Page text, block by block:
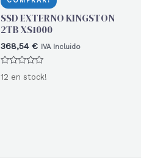
SSD EXTERNO KINGSTON
2TB XS1000
368,54 € IVA Incluido
con
12 en stock!